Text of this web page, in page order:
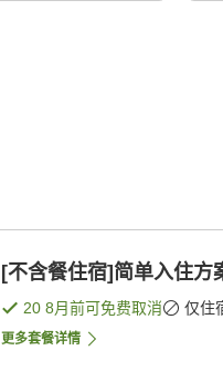
[不含餐住宿]简单入住方
20 8月前可免费取消 仅住
更多套餐详情